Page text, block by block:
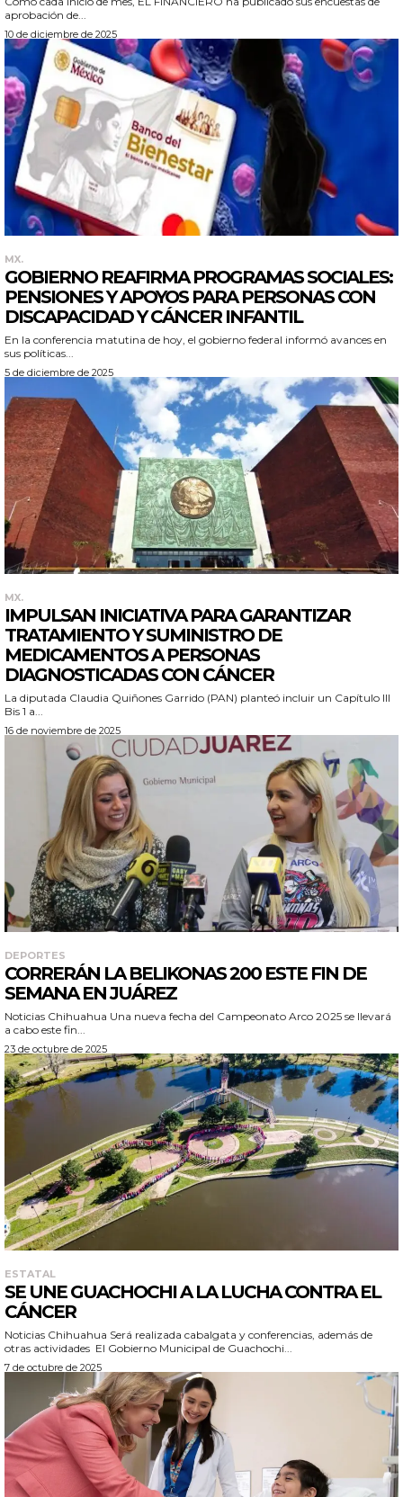
aprobación de...
10 de diciembre de 2025
MX.
GOBIERNO REAFIRMA PROGRAMAS SOCIALES:
PENSIONES Y APOYOS PARA PERSONAS CON
DISCAPACIDAD Y CÁNCER INFANTIL
En la conferencia matutina de hoy, el gobierno federal informó avances en
sus políticas...
5 de diciembre de 2025
MX.
IMPULSAN INICIATIVA PARA GARANTIZAR
TRATAMIENTO Y SUMINISTRO DE
MEDICAMENTOS A PERSONAS
DIAGNOSTICADAS CON CÁNCER
La diputada Claudia Quiñones Garrido (PAN) planteó incluir un Capítulo III
Bis 1 a...
16 de noviembre de 2025
DEPORTES
CORRERÁN LA BELIKONAS 200 ESTE FIN DE
SEMANA EN JUÁREZ
Noticias Chihuahua Una nueva fecha del Campeonato Arco 2025 se llevará
a cabo este fin...
23 de octubre de 2025
ESTATAL
SE UNE GUACHOCHI A LA LUCHA CONTRA EL
CÁNCER
Noticias Chihuahua Será realizada cabalgata y conferencias, además de
otras actividades El Gobierno Municipal de Guachochi...
7 de octubre de 2025